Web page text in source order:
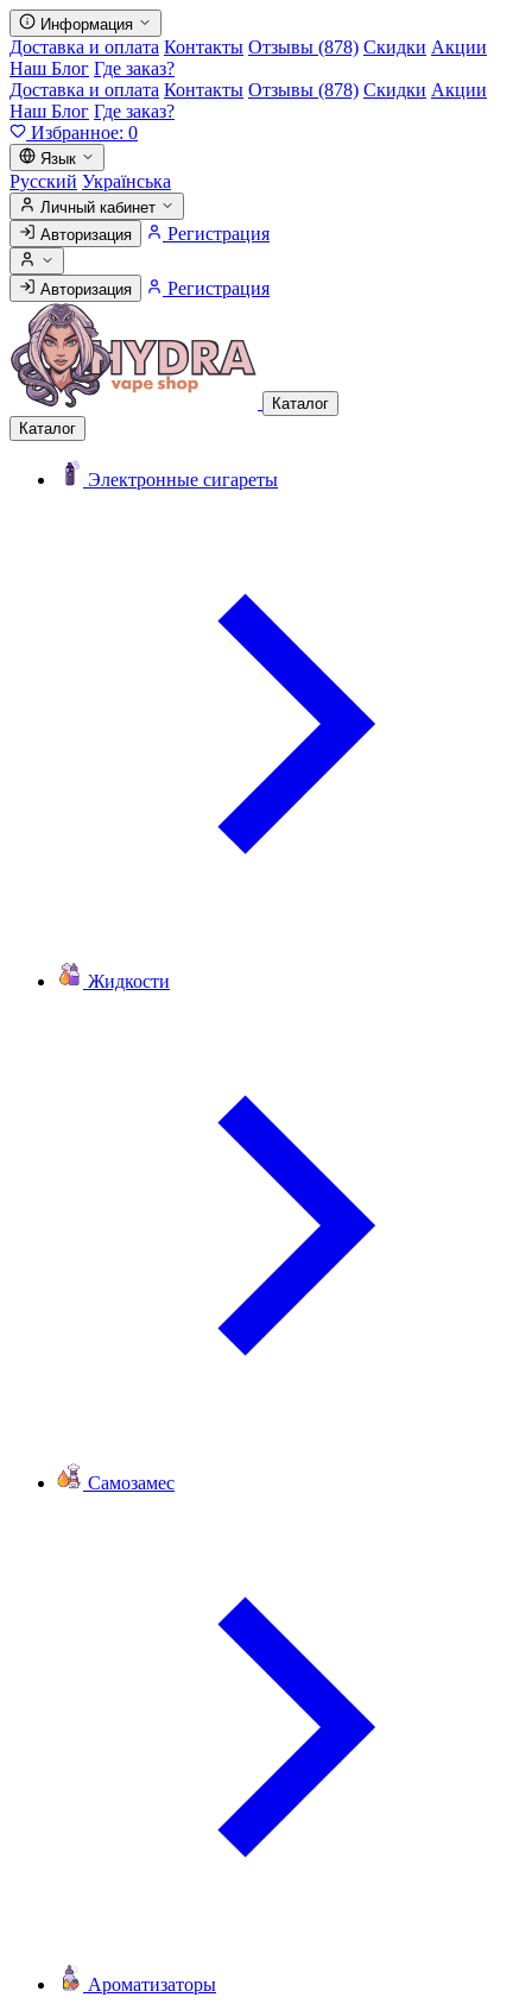
Информация
Доставка и оплата Контакты Отзывы (878) Скидки Акции
Наш Блог Где заказ?
Доставка и оплата Контакты Отзывы (878) Скидки Акции
Наш Блог Где заказ?
Избранное: 0
Язык
Русский Українська
Личный кабинет
Авторизация
Регистрация
Авторизация Регистрация
Каталог
Каталог
Электронные сигареты
Жидкости
Самозамес
Ароматизаторы